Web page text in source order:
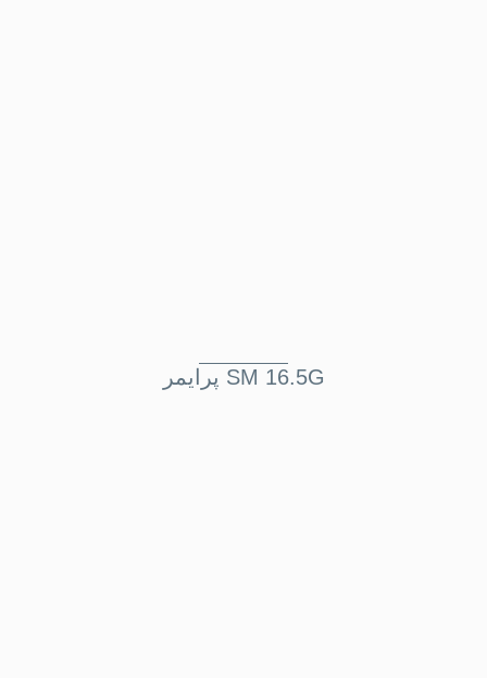
پرايمر SM 16.5G